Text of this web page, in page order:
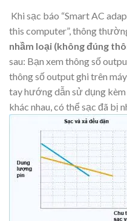
Khi sạc báo “Smart AC
this computer”, thông
nhầm loại (không đúng
sau: Bạn xem thông số
thông số output ghi trên
tay hướng dẫn sử dụng
khác nhau, có thể sạc đã bị